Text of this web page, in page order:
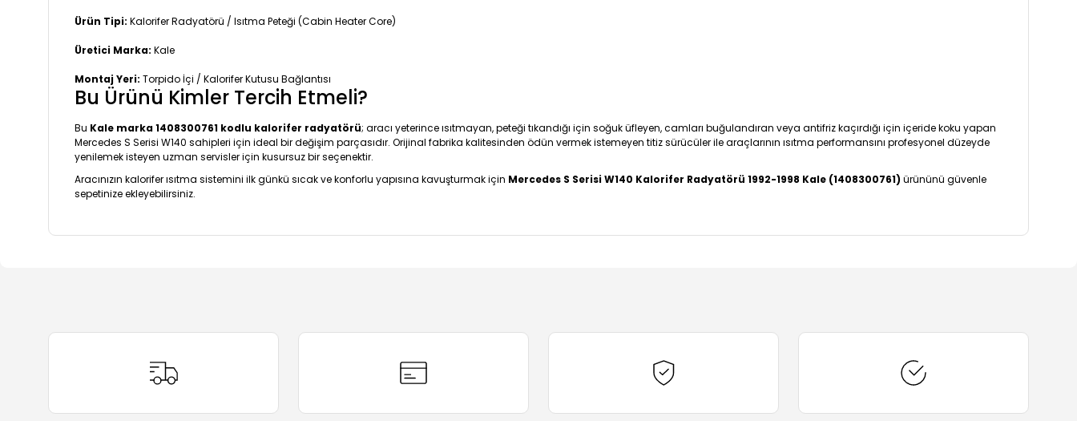
Ürün Tipi: Kalorifer Radyatörü / Isıtma Peteği (Cabin Heater Core)
Üretici Marka: Kale
Montaj Yeri: Torpido İçi / Kalorifer Kutusu Bağlantısı
Bu Ürünü Kimler Tercih Etmeli?
Bu Kale marka 1408300761 kodlu kalorifer radyatörü; aracı yeterince ısıtmayan, peteği tıkandığı için soğuk üfleyen, camları buğulandıran veya antifriz kaçırdığı için içeride koku yapan
Mercedes S Serisi W140 sahipleri için ideal bir değişim parçasıdır. Orijinal fabrika kalitesinden ödün vermek istemeyen titiz sürücüler ile araçlarının ısıtma performansını profesyonel düzeyde
yenilemek isteyen uzman servisler için kusursuz bir seçenektir.
Aracınızın kalorifer ısıtma sistemini ilk günkü sıcak ve konforlu yapısına kavuşturmak için Mercedes S Serisi W140 Kalorifer Radyatörü 1992-1998 Kale (1408300761) ürününü güvenle
sepetinize ekleyebilirsiniz.
Ürün bilgilerinde hatalar bulunuyor.
Bu ürüne benzer farklı alternatifler olmalı.